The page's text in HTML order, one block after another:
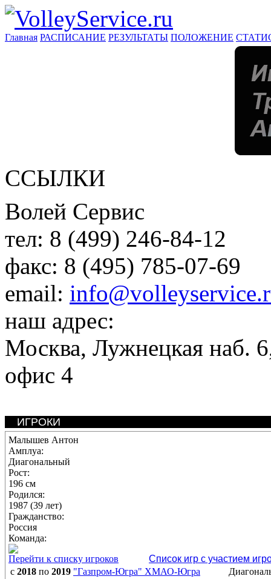
Главная РАСПИСАНИЕ РЕЗУЛЬТАТЫ ПОЛОЖЕНИЕ
ССЫЛКИ
Волей Сервис
тел: 8 (499) 246-84-12
факс: 8 (495) 785-07-69
email:
наш адрес:
Москва, Лужнецкая наб.
офис 4
ИГРОКИ
Малышев Антон
Амплуа:
Диагональный
Рост:
196 см
Родился:
1987 (39 лет)
Гражданство:
Россия
Команда:
Перейти к списку игроков
Список игр с участием
с 2018 по 2019 "Газпром-Югра" ХМАО-Югра